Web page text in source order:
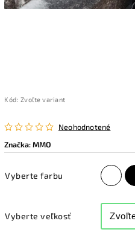
Kód: Zvoľte variant
Neohodnotené
Značka:MMO
Vyberte farbu
Vyberte veľkosť